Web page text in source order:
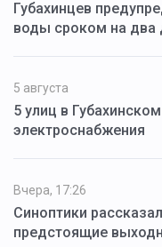
Губахинцев
воды сроком на два
5 августа
5 улиц в
электроснабжения
Вчера, 17:26
Синоптики
предстоящие